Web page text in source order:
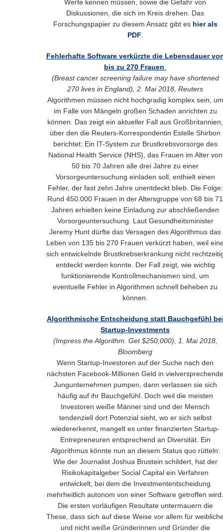
Werte kennen müssen, sowie die Gefahr von
Diskussionen, die sich im Kreis drehen. Das
Forschungspapier zu diesem Ansatz gibt es hier als
PDF
Fehlerhafte Software verkürzte die Lebensdauer
bis zu 270 Frauen
(Breast cancer screening failure may have shortened
270 lives in England), 2. Mai 2018, Reuters
Algorithmen müssen nicht hochgradig komplex sein, um
im Falle von Mängeln großen Schaden anrichten zu
können. Das zeigt ein aktueller Fall aus Großbritannien,
über den die Reuters-Korrespondentin Estelle Shirbon
berichtet: Ein IT-System zur Brustkrebsvorsorge des
National Health Service (NHS), das Frauen im Alter von
50 bis 70 Jahren alle drei Jahre zu einer
Vorsorgeuntersuchung einladen soll, enthielt einen
Fehler, der fast zehn Jahre unentdeckt blieb. Die Folge:
Rund 450.000 Frauen in der Altersgruppe von 68 bis 71
Jahren erhielten keine Einladung zur abschließenden
Vorsorgeuntersuchung. Laut Gesundheitsminister
Jeremy Hunt dürfte das Versagen des Algorithmus das
Leben von 135 bis 270 Frauen verkürzt haben, weil
sich entwickelnde Brustkrebserkrankung nicht
entdeckt werden konnte. Der Fall zeigt, wie wichtig
funktionierende Kontrollmechanismen sind, um
eventuelle Fehler in Algorithmen schnell beheben zu
können.
Algorithmische Entscheidung statt Bauchgefühl
Startup-Investments
(Impress the Algorithm. Get $250,000), 1. Mai 2018,
Bloomberg
Wenn Startup-Investoren auf der Suche nach den
nächsten Facebook-Millionen Geld in vielversprechende
Jungunternehmen pumpen, dann verlassen sie sich
häufig auf ihr Bauchgefühl. Doch weil die meisten
Investoren weiße Männer sind und der Mensch
tendenziell dort Potenzial sieht, wo er sich selbst
wiedererkennt, mangelt es unter finanzierten Startup-
Entrepreneuren entsprechend an Diversität. Ein
Algorithmus könnte nun an diesem Status quo rütteln:
Wie der Journalist Joshua Brustein schildert, hat der
Risikokapitalgeber Social Capital ein Verfahren
entwickelt, bei dem die Investmententscheidung
mehrheitlich autonom von einer Software getroffen wird.
Die ersten vorläufigen Resultate untermauern die
These, dass sich auf diese Weise vor allem für
und nicht weiße Gründerinnen und Gründer die